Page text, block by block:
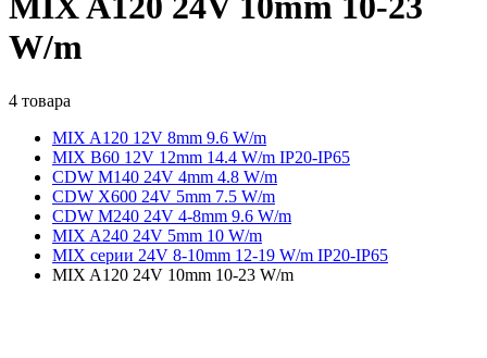
W/m
4 товара
MIX A120 12V 8mm 9.6 W/m
MIX B60 12V 12mm 14.4 W/m IP20-IP65
CDW M140 24V 4mm 4.8 W/m
CDW X600 24V 5mm 7.5 W/m
CDW M240 24V 4-8mm 9.6 W/m
MIX A240 24V 5mm 10 W/m
MIX серии 24V 8-10mm 12-19 W/m IP20-IP65
MIX A120 24V 10mm 10-23 W/m